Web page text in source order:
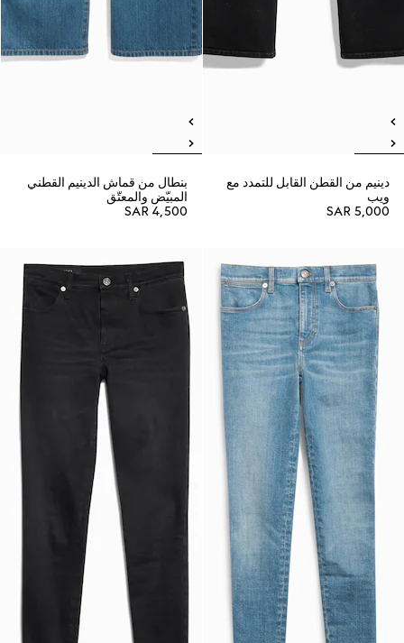
دينيم من القطن القابل للتمدد مع
ويب
SAR 5,000
بنطال من قماش الدينيم القطني
المبيّض والمعتّق
SAR 4,500